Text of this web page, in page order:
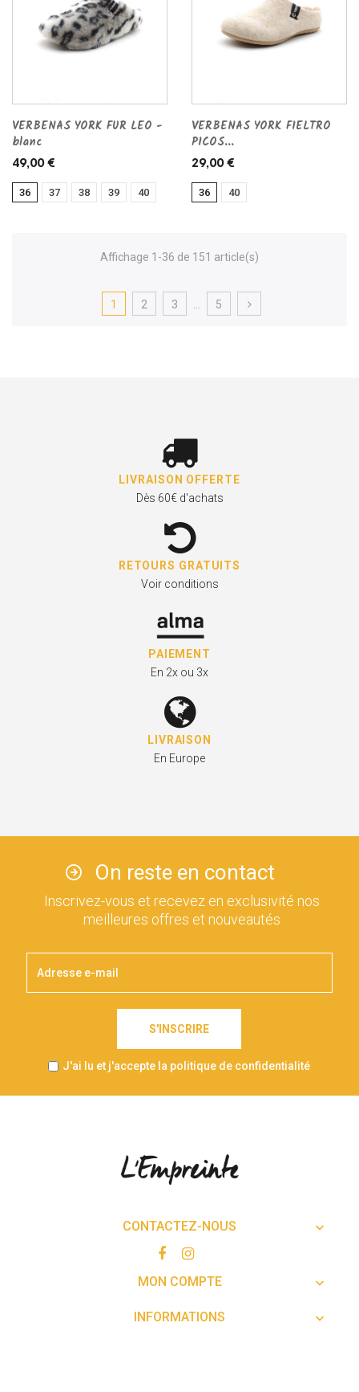
VERBENAS YORK FUR LEO -
blanc
49,00 €
36 37 38 39 40
VERBENAS YORK FIELTRO
PICOS...
29,00 €
36 40
Affichage 1-36 de 151 article(s)
1 2 3 5
LIVRAISON OFFERTE
Dès 60€ d'achats
RETOURS GRATUITS
Voir conditions
PAIEMENT
En 2x ou 3x
LIVRAISON
En Europe
On reste en contact
Inscrivez-vous et recevez en exclusivité nos
meilleures offres et nouveautés
S'INSCRIRE
J'ai lu et j'accepte la politique de confidentialité
CONTACTEZ-NOUS 
MON COMPTE 
INFORMATIONS 